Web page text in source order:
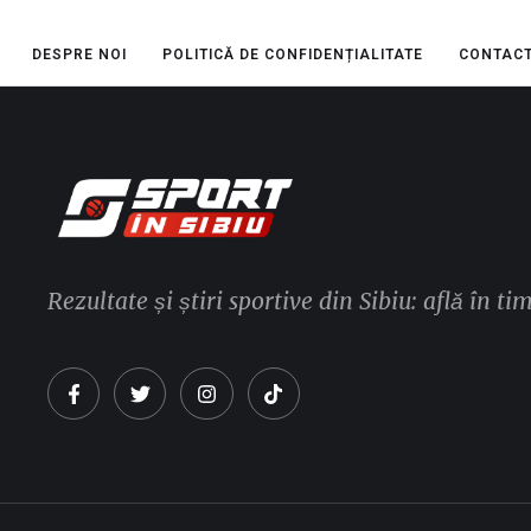
DESPRE NOI POLITICĂ DE CONFIDENȚIALITATE
Rezultate și știri sportive din Sibiu: află în